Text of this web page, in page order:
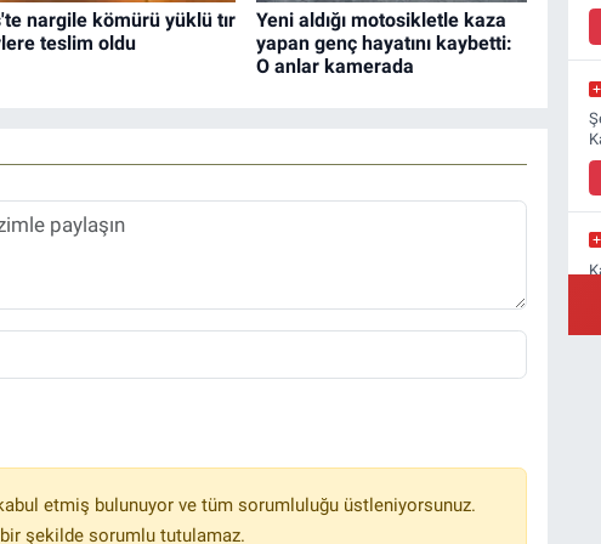
nargile kömürü yüklü tır
teslim oldu
Yeni aldığı motosikletle kaza
yapan genç hayatını kaybetti:
O anlar kamerada
etmiş bulunuyor ve tüm sorumluluğu üstleniyorsunuz.
şekilde sorumlu tutulamaz.